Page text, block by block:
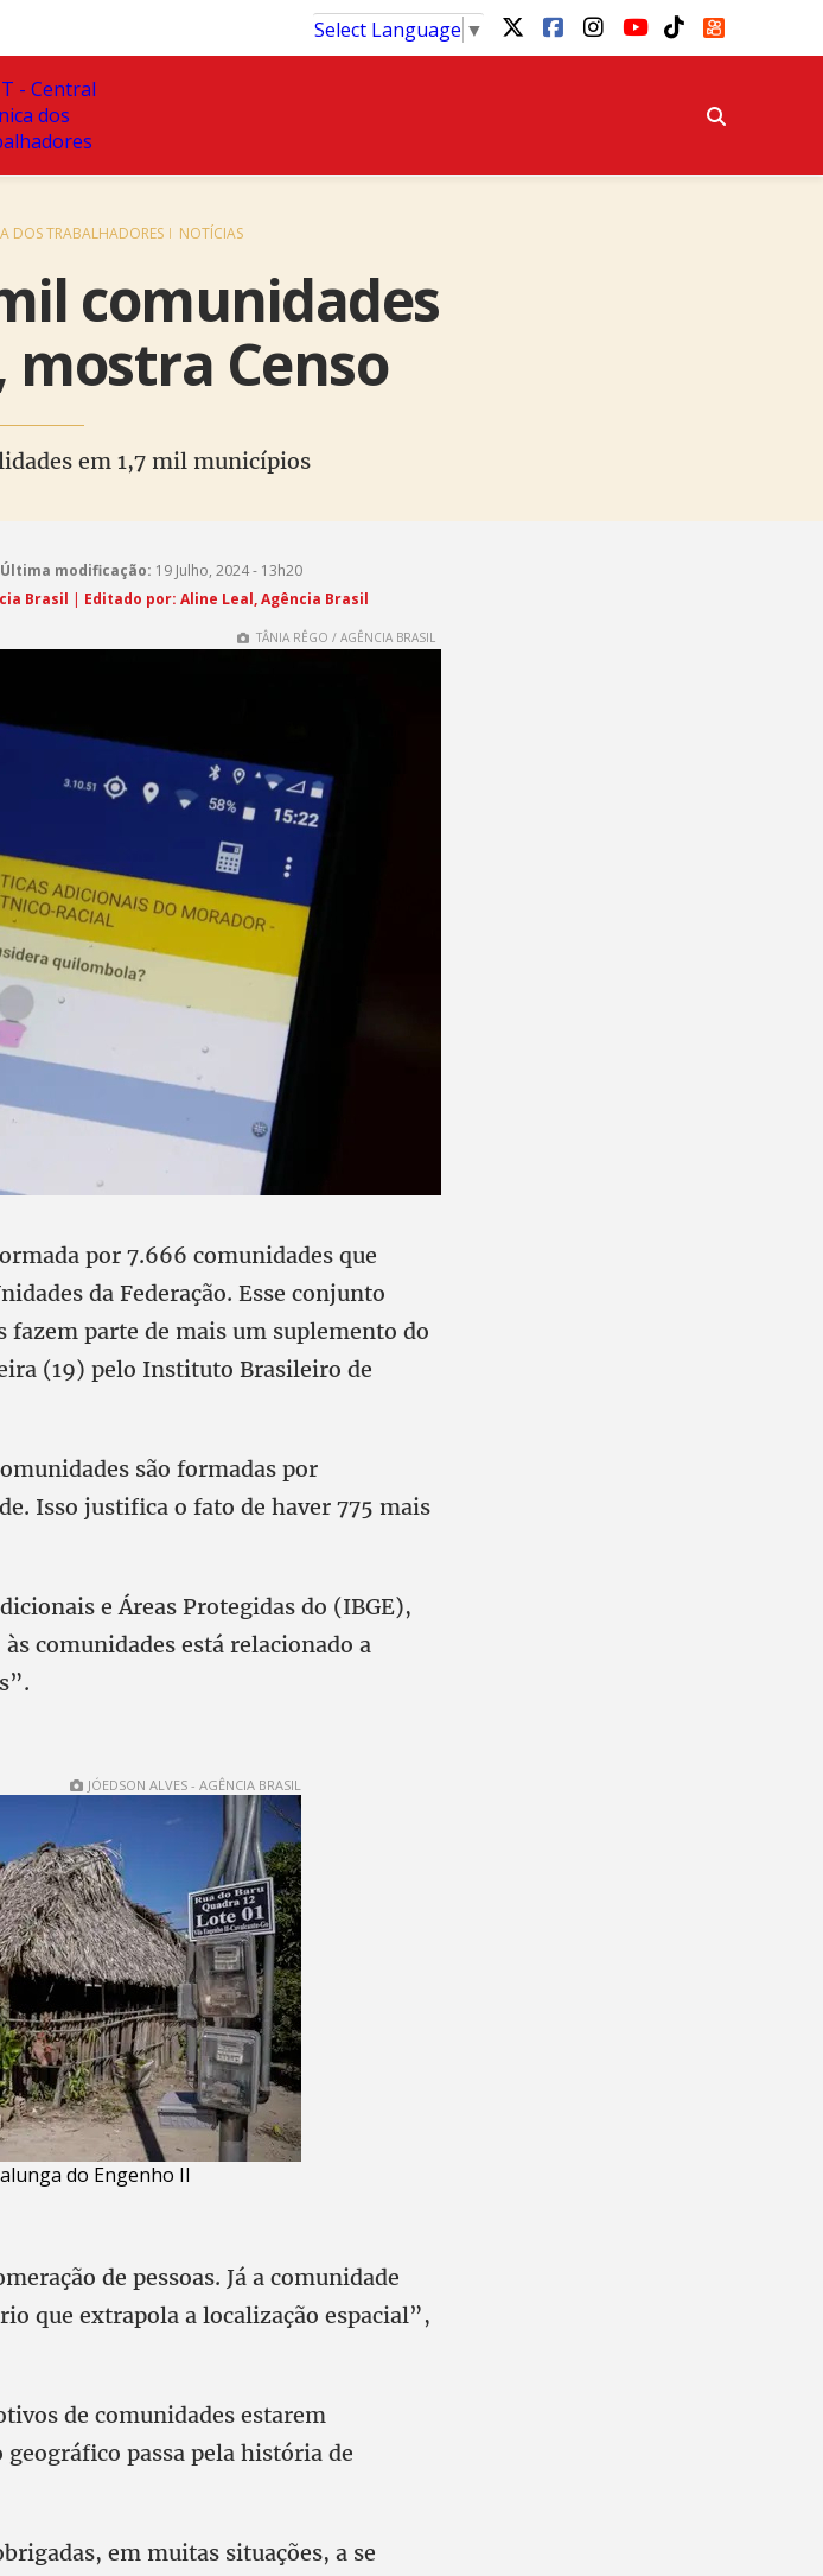
Select Language ▼
DOS TRABALHADORES NOTÍCIAS
comunidades
Censo
em 1,7 mil municípios
Última modificação: 19 Julho, 2024 - 13h20
Brasil | Editado por: Aline Leal, Agência Brasil
TÂNIA RÊGO / AGÊNCIA BRASIL
por 7.666 comunidades que
da Federação. Esse conjunto
fazem parte de mais um suplemento do
(19) pelo Instituto Brasileiro de
são formadas por
Isso justifica o fato de haver 775 mais
e Áreas Protegidas do (IBGE),
comunidades está relacionado a
JÓEDSON ALVES - AGÊNCIA BRASIL
do Engenho II
de pessoas. Já a comunidade
que extrapola a localização espacial”,
de comunidades estarem
passa pela história de
em muitas situações, a se